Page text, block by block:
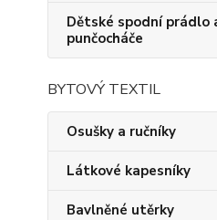
Dětské spodní prádlo
punčocháče
BYTOVÝ TEXTIL
Osušky a ručníky
Látkové kapesníky
Bavlněné utěrky